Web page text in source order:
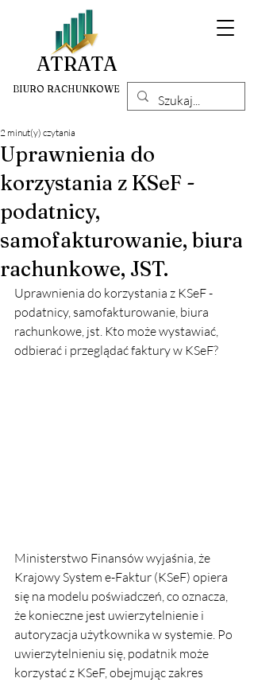
ATRATA
BIURO RACHUNKOWE
Uprawnienia do
korzystania z KSeF -
podatnicy,
samofakturowanie, biura
rachunkowe, JST.
2 minut(y) czytania
Uprawnienia do korzystania z KSeF -
podatnicy, samofakturowanie, biura
rachunkowe, jst. Kto może wystawiać,
odbierać i przeglądać faktury w KSeF?
Ministerstwo Finansów wyjaśnia, że
Krajowy System e-Faktur (KSeF) opiera
się na modelu poświadczeń, co oznacza,
że konieczne jest uwierzytelnienie i
autoryzacja użytkownika w systemie. Po
uwierzytelnieniu się, podatnik może
korzystać z KSeF, obejmując zakres